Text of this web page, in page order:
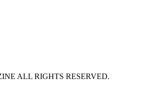
ALL RIGHTS RESERVED.